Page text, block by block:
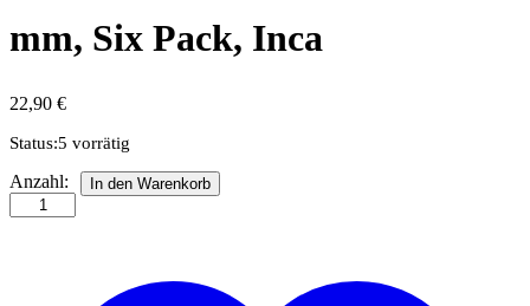
mm, Six Pack, Inca
22,90 €
Status:5 vorrätig
Quillingstreifen,
mm
Anzahl: In den Warenkorb